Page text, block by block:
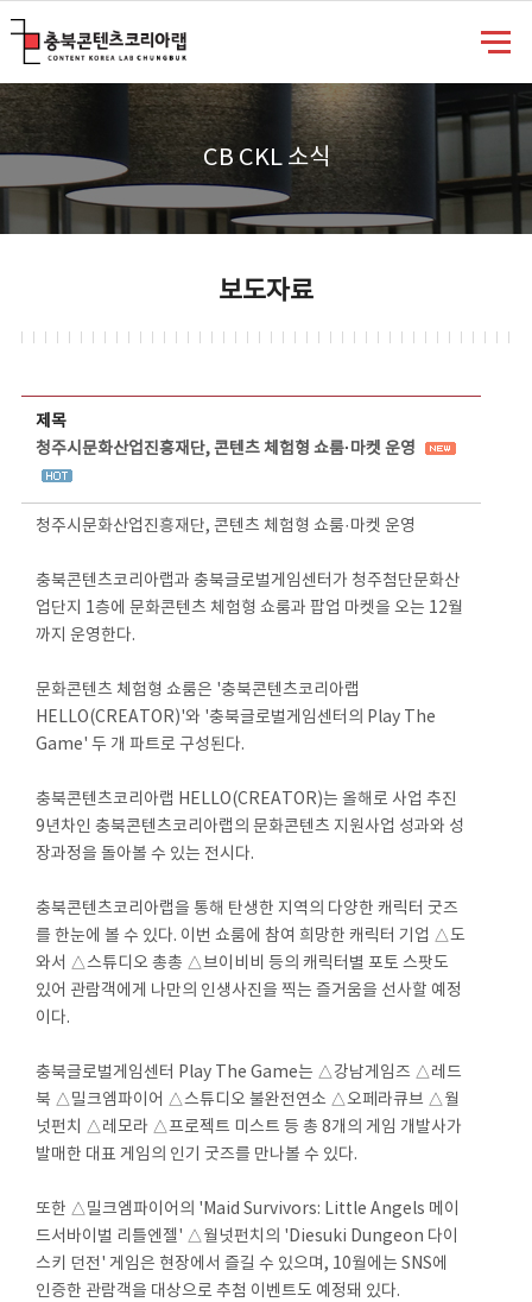
CB CKL 소식
보도자료
제목
청주시문화산업진흥재단, 콘텐츠 체험형 쇼룸·마켓 운영
청주시문화산업진흥재단, 콘텐츠 체험형 쇼룸·마켓 운영
충북콘텐츠코리아랩과 충북글로벌게임센터가 청주첨단문화산
업단지 1층에 문화콘텐츠 체험형 쇼룸과 팝업 마켓을 오는 12월
까지 운영한다.
문화콘텐츠 체험형 쇼룸은 '충북콘텐츠코리아랩
HELLO(CREATOR)'와 '충북글로벌게임센터의 Play The
Game' 두 개 파트로 구성된다.
충북콘텐츠코리아랩 HELLO(CREATOR)는 올해로 사업 추진
9년차인 충북콘텐츠코리아랩의 문화콘텐츠 지원사업 성과와 성
장과정을 돌아볼 수 있는 전시다.
충북콘텐츠코리아랩을 통해 탄생한 지역의 다양한 캐릭터 굿즈
를 한눈에 볼 수 있다. 이번 쇼룸에 참여 희망한 캐릭터 기업 △도
와서 △스튜디오 총총 △브이비비 등의 캐릭터별 포토 스팟도
있어 관람객에게 나만의 인생사진을 찍는 즐거움을 선사할 예정
이다.
충북글로벌게임센터 Play The Game는 △강남게임즈 △레드
북 △밀크엠파이어 △스튜디오 불완전연소 △오페라큐브 △월
넛펀치 △레모라 △프로젝트 미스트 등 총 8개의 게임 개발사가
발매한 대표 게임의 인기 굿즈를 만나볼 수 있다.
또한 △밀크엠파이어의 'Maid Survivors: Little Angels 메이
드서바이벌 리틀엔젤' △월넛펀치의 'Diesuki Dungeon 다이
스키 던전' 게임은 현장에서 즐길 수 있으며, 10월에는 SNS에
인증한 관람객을 대상으로 추첨 이벤트도 예정돼 있다.